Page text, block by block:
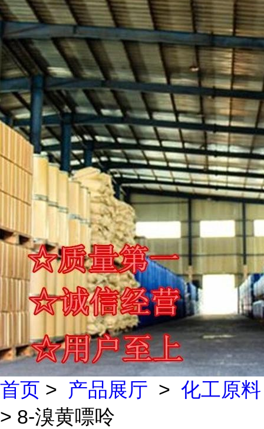
首页 > 产品展厅 > 化工原料
> 8-溴黄嘌呤